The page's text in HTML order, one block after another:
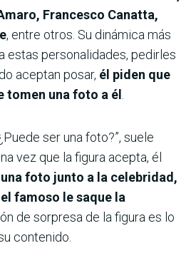
Francesco Canatta,
, entre otros. Su dinámica más
estas personalidades, pedirles
aceptan posar, él piden que
tomen una foto a él
ser una foto?”, suele
vez que la figura acepta, él
foto junto a la celebridad,
famoso le saque la
de sorpresa de la figura es lo
contenido.